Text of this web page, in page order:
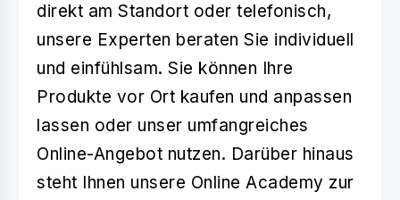
direkt am Standort oder telefonisch,
unsere Experten beraten Sie individuell
und einfühlsam. Sie können Ihre
Produkte vor Ort kaufen und anpassen
lassen oder unser umfangreiches
Online-Angebot nutzen. Darüber hinaus
steht Ihnen unsere Online Academy zur